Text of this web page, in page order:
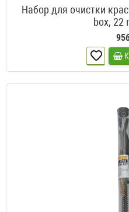
Набор для очистки
box, 22